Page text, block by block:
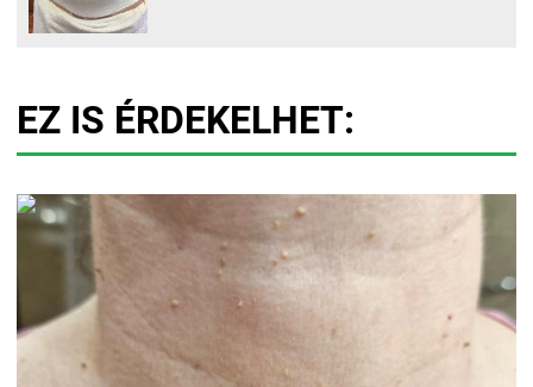
EZ IS ÉRDEKELHET: